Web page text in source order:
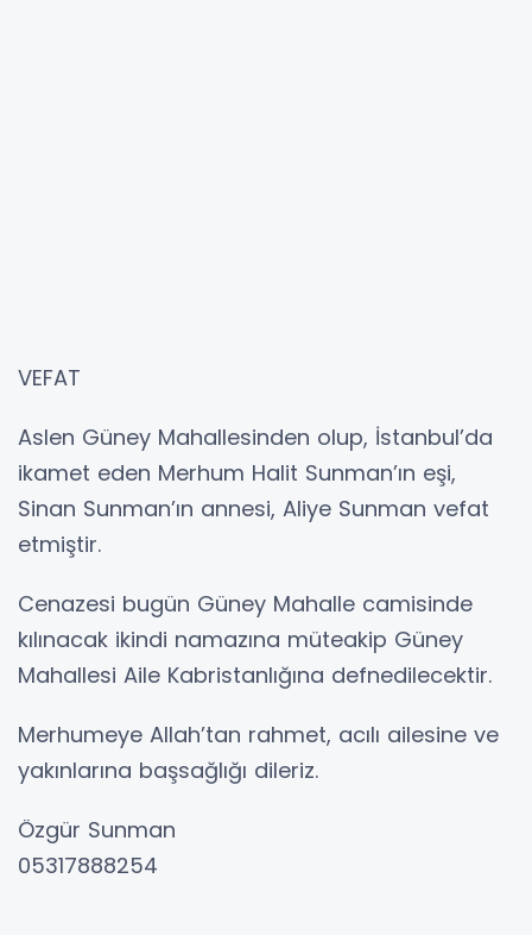
VEFAT
Aslen Güney Mahallesinden olup, İstanbul’da
ikamet eden Merhum Halit Sunman’ın eşi,
Sinan Sunman’ın annesi, Aliye Sunman vefat
etmiştir.
Cenazesi bugün Güney Mahalle camisinde
kılınacak ikindi namazına müteakip Güney
Mahallesi Aile Kabristanlığına defnedilecektir.
Merhumeye Allah’tan rahmet, acılı ailesine ve
yakınlarına başsağlığı dileriz.
Özgür Sunman
05317888254